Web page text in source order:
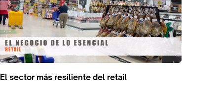
El sector más resiliente del retail